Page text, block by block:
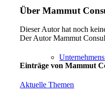
ÜberMammut
Dieser Autor hat noch
Der AutorMammut
Einträge von Mammut
Aktuelle Themen